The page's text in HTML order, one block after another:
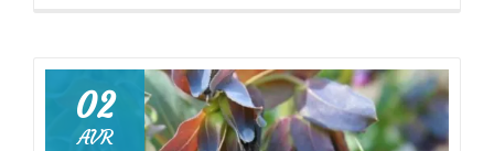
02
AVR